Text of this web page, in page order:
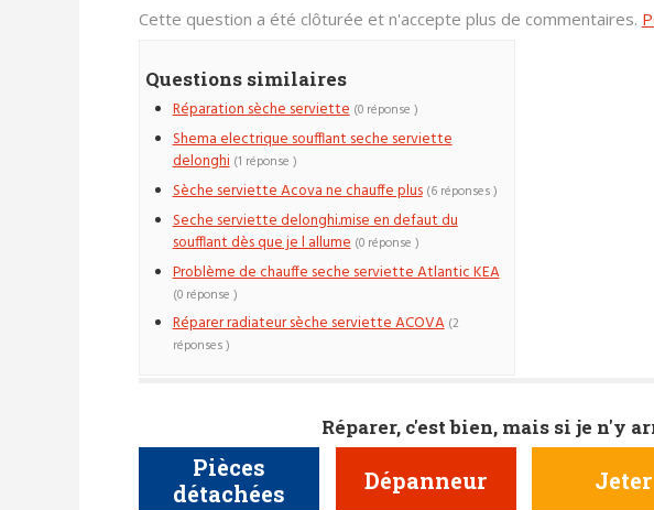
Cette question a été clôturée et n'accepte plus de commentaires.
Questions similaires
Réparation sèche serviette (0 réponse )
Shema electrique soufflant seche serviette
delonghi (1 réponse )
Sèche serviette Acova ne chauffe plus (6 réponses )
Seche serviette delonghi.mise en defaut du
soufflant dès que je l allume (0 réponse )
Problème de chauffe seche serviette Atlantic KEA
(0 réponse )
Réparer radiateur sèche serviette ACOVA (2
réponses )
Réparer, c'est bien, mais si je n'y
Pièces
détachées
Dépanneur Jeter